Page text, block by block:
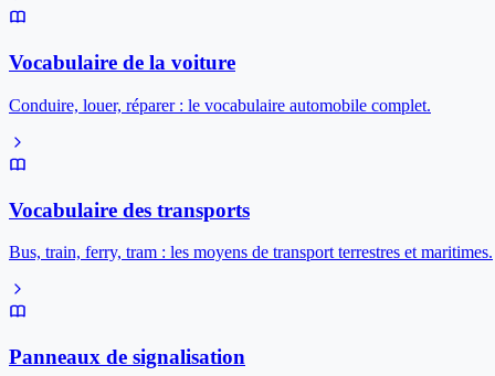
Vocabulaire de la voiture
Conduire, louer, réparer : le vocabulaire automobile complet.
Vocabulaire des transports
Bus, train, ferry, tram : les moyens de transport terrestres et maritimes.
Panneaux de signalisation